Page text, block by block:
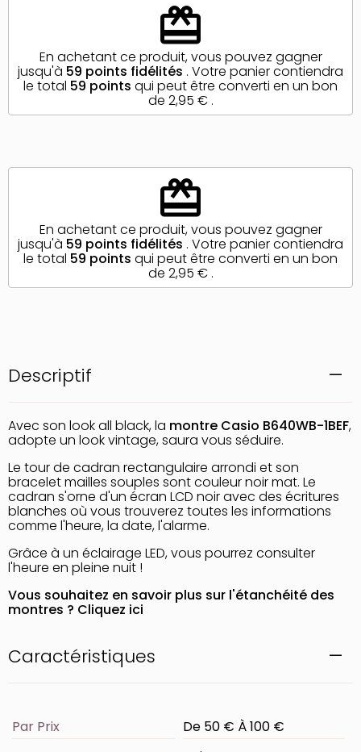
Descriptif
Avec son look all black, la montre Casio B640WB-1BEF,
adopte un look vintage, saura vous séduire.
Le tour de cadran rectangulaire arrondi et son
bracelet mailles souples sont couleur noir mat. Le
cadran s'orne d'un écran LCD noir avec des écritures
blanches où vous trouverez toutes les informations
comme l'heure, la date, l'alarme.
Grâce à un éclairage LED, vous pourrez consulter
l'heure en pleine nuit !
Vous souhaitez en savoir plus sur l'étanchéité des
montres ? Cliquez ici
Caractéristiques
Par Prix
De 50 € À 100 €
redeem
En achetant ce produit, vous pouvez gagner
jusqu'à 59 points fidélités . Votre panier contiendra
le total 59 points qui peut être converti en un bon
de 2,95 €.
redeem
En achetant ce produit, vous pouvez gagner
jusqu'à 59 points fidélités . Votre panier contiendra
le total 59 points qui peut être converti en un bon
de 2,95 €.